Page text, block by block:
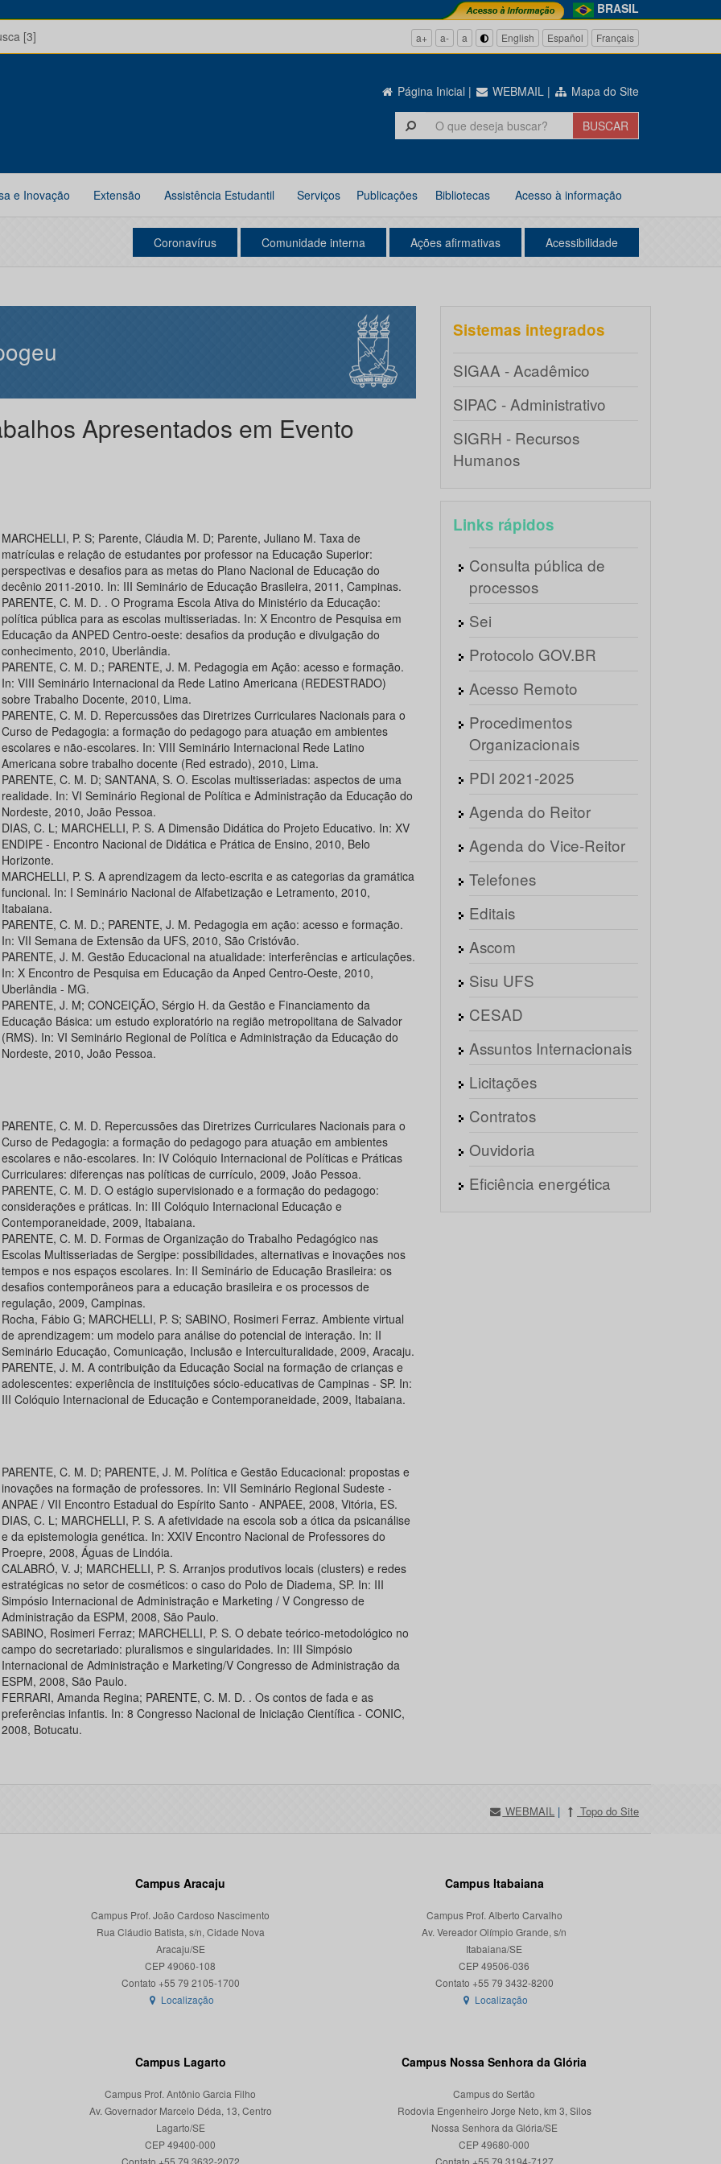
BRASIL
[3]
a+ a- a English Español Français
Página Inicial | WEBMAIL | Mapa do Site
e Inovação Extensão Assistência Estudantil Serviços Publicações Bibliotecas Acesso à informação
Coronavírus Comunidade interna Ações afirmativas Acessibilidade
Apresentados em Evento
MARCHELLI, P. S; Parente, Cláudia M. D; Parente, Juliano M. Taxa de
matrículas e relação de estudantes por professor na Educação Superior:
perspectivas e desafios para as metas do Plano Nacional de Educação do
decênio 2011-2010. In: III Seminário de Educação Brasileira, 2011, Campinas.
PARENTE, C. M. D. . O Programa Escola Ativa do Ministério da Educação:
política pública para as escolas multisseriadas. In: X Encontro de Pesquisa em
Educação da ANPED Centro-oeste: desafios da produção e divulgação do
conhecimento, 2010, Uberlândia.
PARENTE, C. M. D.; PARENTE, J. M. Pedagogia em Ação: acesso e formação.
In: VIII Seminário Internacional da Rede Latino Americana (REDESTRADO)
sobre Trabalho Docente, 2010, Lima.
PARENTE, C. M. D. Repercussões das Diretrizes Curriculares Nacionais para o
Curso de Pedagogia: a formação do pedagogo para atuação em ambientes
escolares e não-escolares. In: VIII Seminário Internacional Rede Latino
Americana sobre trabalho docente (Red estrado), 2010, Lima.
PARENTE, C. M. D; SANTANA, S. O. Escolas multisseriadas: aspectos de uma
realidade. In: VI Seminário Regional de Política e Administração da Educação do
Nordeste, 2010, João Pessoa.
DIAS, C. L; MARCHELLI, P. S. A Dimensão Didática do Projeto Educativo. In: XV
ENDIPE - Encontro Nacional de Didática e Prática de Ensino, 2010, Belo
Horizonte.
MARCHELLI, P. S. A aprendizagem da lecto-escrita e as categorias da gramática
funcional. In: I Seminário Nacional de Alfabetização e Letramento, 2010,
Itabaiana.
PARENTE, C. M. D.; PARENTE, J. M. Pedagogia em ação: acesso e formação.
In: VII Semana de Extensão da UFS, 2010, São Cristóvão.
PARENTE, J. M. Gestão Educacional na atualidade: interferências e articulações.
In: X Encontro de Pesquisa em Educação da Anped Centro-Oeste, 2010,
Uberlândia - MG.
PARENTE, J. M; CONCEIÇÃO, Sérgio H. da Gestão e Financiamento da
Educação Básica: um estudo exploratório na região metropolitana de Salvador
(RMS). In: VI Seminário Regional de Política e Administração da Educação do
Nordeste, 2010, João Pessoa.
PARENTE, C. M. D. Repercussões das Diretrizes Curriculares Nacionais para o
Curso de Pedagogia: a formação do pedagogo para atuação em ambientes
escolares e não-escolares. In: IV Colóquio Internacional de Políticas e Práticas
Curriculares: diferenças nas políticas de currículo, 2009, João Pessoa.
PARENTE, C. M. D. O estágio supervisionado e a formação do pedagogo:
considerações e práticas. In: III Colóquio Internacional Educação e
Contemporaneidade, 2009, Itabaiana.
PARENTE, C. M. D. Formas de Organização do Trabalho Pedagógico nas
Escolas Multisseriadas de Sergipe: possibilidades, alternativas e inovações nos
tempos e nos espaços escolares. In: II Seminário de Educação Brasileira: os
desafios contemporâneos para a educação brasileira e os processos de
regulação, 2009, Campinas.
Rocha, Fábio G; MARCHELLI, P. S; SABINO, Rosimeri Ferraz. Ambiente virtual
de aprendizagem: um modelo para análise do potencial de interação. In: II
Seminário Educação, Comunicação, Inclusão e Interculturalidade, 2009, Aracaju.
PARENTE, J. M. A contribuição da Educação Social na formação de crianças e
adolescentes: experiência de instituições sócio-educativas de Campinas - SP. In:
III Colóquio Internacional de Educação e Contemporaneidade, 2009, Itabaiana.
PARENTE, C. M. D; PARENTE, J. M. Política e Gestão Educacional: propostas e
inovações na formação de professores. In: VII Seminário Regional Sudeste -
ANPAE / VII Encontro Estadual do Espírito Santo - ANPAEE, 2008, Vitória, ES.
DIAS, C. L; MARCHELLI, P. S. A afetividade na escola sob a ótica da psicanálise
e da epistemologia genética. In: XXIV Encontro Nacional de Professores do
Proepre, 2008, Águas de Lindóia.
CALABRÓ, V. J; MARCHELLI, P. S. Arranjos produtivos locais (clusters) e redes
estratégicas no setor de cosméticos: o caso do Polo de Diadema, SP. In: III
Simpósio Internacional de Administração e Marketing / V Congresso de
Administração da ESPM, 2008, São Paulo.
SABINO, Rosimeri Ferraz; MARCHELLI, P. S. O debate teórico-metodológico no
campo do secretariado: pluralismos e singularidades. In: III Simpósio
Internacional de Administração e Marketing/V Congresso de Administração da
ESPM, 2008, São Paulo.
FERRARI, Amanda Regina; PARENTE, C. M. D. . Os contos de fada e as
preferências infantis. In: 8 Congresso Nacional de Iniciação Científica - CONIC,
2008, Botucatu.
Sistemas integrados
SIGAA - Acadêmico
SIPAC - Administrativo
SIGRH - Recursos
Humanos
Links rápidos
Consulta pública de
processos
Sei
Protocolo GOV.BR
Acesso Remoto
Procedimentos
Organizacionais
PDI 2021-2025
Agenda do Reitor
Agenda do Vice-Reitor
Telefones
Editais
Ascom
Sisu UFS
CESAD
Assuntos Internacionais
Licitações
Contratos
Ouvidoria
Eficiência energética
WEBMAIL | Topo do Site
Campus Aracaju
Campus Prof. João Cardoso Nascimento
Rua Cláudio Batista, s/n, Cidade Nova
Aracaju/SE
CEP 49060-108
Localização
Campus Itabaiana
Campus Prof. Alberto Carvalho
Av. Vereador Olímpio Grande, s/n
Itabaiana/SE
CEP 49506-036
Localização
Campus Lagarto
Campus Prof. Antônio Garcia Filho
Av. Governador Marcelo Déda, 13, Centro
Lagarto/SE
CEP 49400-000
Campus Nossa Senhora da Glória
Campus do Sertão
Rodovia Engenheiro Jorge Neto, km 3, Silos
Nossa Senhora da Glória/SE
CEP 49680-000
Contato +55 79 3194-7127